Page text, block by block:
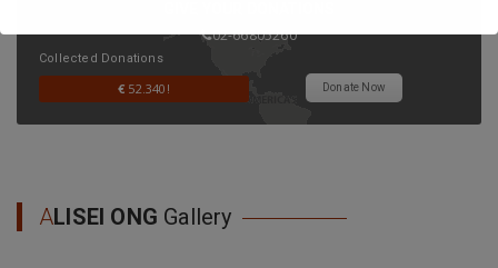
02-66805260
Collected Donations
€ 52.340! Donate Now
ALISEI ONG Gallery